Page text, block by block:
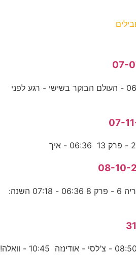
06:00 - מבזק חדשות 06:10 - העולם הבוקר בשישי - רגע לפני
התעלומות הגדולות בהיסטוריה 6 - פרק 8 06:36 - 07:18 השנה: